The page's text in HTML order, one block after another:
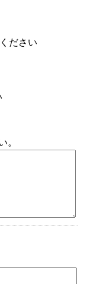
ださい
。